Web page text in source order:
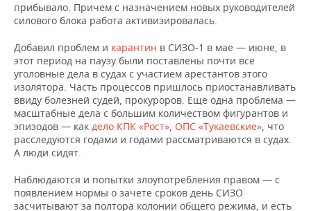
прибывало. Причем с назначением новых руководителей
силового блока работа активизировалась.
Добавил проблем и карантин в СИЗО-1 в мае — июне, в
этот период на паузу были поставлены почти все
уголовные дела в судах с участием арестантов этого
изолятора. Часть процессов пришлось приостанавливать
ввиду болезней судей, прокуроров. Еще одна проблема —
масштабные дела с большим количеством фигурантов и
эпизодов — как дело КПК «Рост» ОПС «Тукаевские» , что
расследуются годами и годами рассматриваются в судах.
А люди сидят.
Наблюдаются и попытки злоупотребления правом — с
появлением нормы о зачете сроков день СИЗО
засчитывают за полтора колонии общего режима, и есть